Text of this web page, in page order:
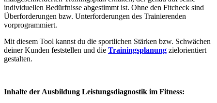
individuellen Bedürfnisse abgestimmt ist. Ohne den Fitcheck sind
Überforderungen bzw. Unterforderungen des Trainierenden
vorprogrammiert.
Mit diesem Tool kannst du die sportlichen Stärken bzw. Schwächen
deiner Kunden feststellen und die Trainingsplanung zielorientiert
gestalten.
Inhalte der Ausbildung Leistungsdiagnostik im Fitness: